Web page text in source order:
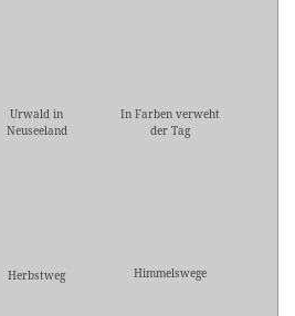
Urwald in
Neuseeland
In Farben verweht
der Tag
Herbstweg Himmelswege